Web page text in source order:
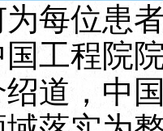
位患者
工程院
道，中